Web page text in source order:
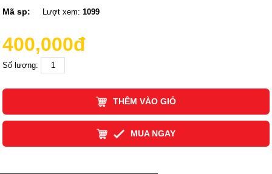
Mã sp: Lượt xem:1099
400,000đ
Số lượng:
THÊM VÀO GIỎ
MUA NGAY